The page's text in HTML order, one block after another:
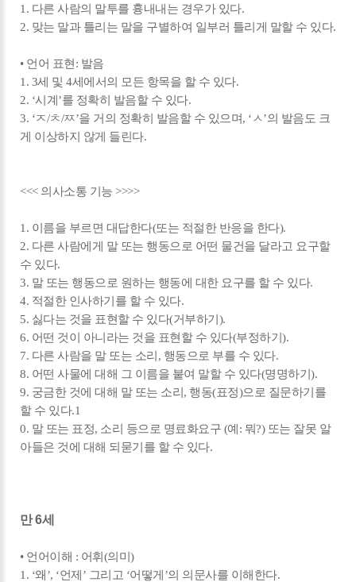
1. 다른 사람의 말투를 흉내내는 경우가 있다.
2. 맞는 말과 틀리는 말을 구별하여 일부러 틀리게 말할 수 있다.
• 언어 표현: 발음
1. 3세 및 4세에서의 모든 항목을 할 수 있다.
2. ‘시계’를 정확히 발음할 수 있다.
3. ‘ㅈ/ㅊ/ㅉ’을 거의 정확히 발음할 수 있으며, ‘ㅅ’의 발음도 크
게 이상하지 않게 들린다.
<<< 의사소통 기능 >>>>
1. 이름을 부르면 대답한다(또는 적절한 반응을 한다).
2. 다른 사람에게 말 또는 행동으로 어떤 물건을 달라고 요구할
수 있다.
3. 말 또는 행동으로 원하는 행동에 대한 요구를 할 수 있다.
4. 적절한 인사하기를 할 수 있다.
5. 싫다는 것을 표현할 수 있다(거부하기).
6. 어떤 것이 아니라는 것을 표현할 수 있다(부정하기).
7. 다른 사람을 말 또는 소리, 행동으로 부를 수 있다.
8. 어떤 사물에 대해 그 이름을 붙여 말할 수 있다(명명하기).
9. 궁금한 것에 대해 말 또는 소리, 행동(표정)으로 질문하기를
할 수 있다.1
0. 말 또는 표정, 소리 등으로 명료화요구 (예: 뭐?) 또는 잘못 알
아들은 것에 대해 되묻기를 할 수 있다.
만 6세
• 언어이해 : 어휘(의미)
1. ‘왜’, ‘언제’ 그리고 ‘어떻게’의 의문사를 이해한다.